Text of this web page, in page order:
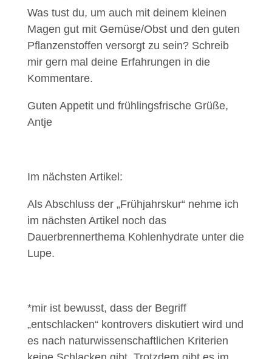
Was tust du, um auch mit deinem kleinen
Magen gut mit Gemüse/Obst und den guten
Pflanzenstoffen versorgt zu sein? Schreib
mir gern mal deine Erfahrungen in die
Kommentare.
Guten Appetit und frühlingsfrische Grüße,
Antje
Im nächsten Artikel:
Als Abschluss der „Frühjahrskur“ nehme ich
im nächsten Artikel noch das
Dauerbrennerthema Kohlenhydrate unter die
Lupe.
*mir ist bewusst, dass der Begriff
„entschlacken“ kontrovers diskutiert wird und
es nach naturwissenschaftlichen Kriterien